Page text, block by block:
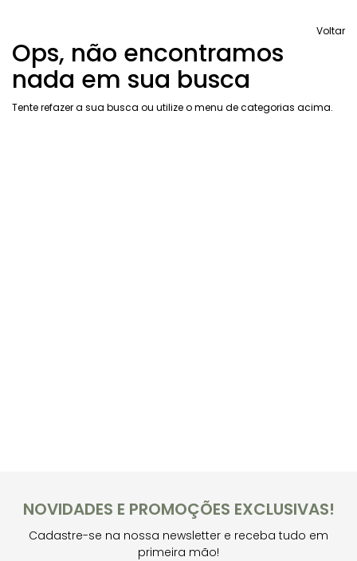
Voltar
Ops, não encontramos
nada em sua busca
Tente refazer a sua busca ou utilize o menu de categorias acima.
NOVIDADES E PROMOÇÕES EXCLUSIVAS!
Cadastre-se na nossa newsletter e receba tudo em
primeira mão!